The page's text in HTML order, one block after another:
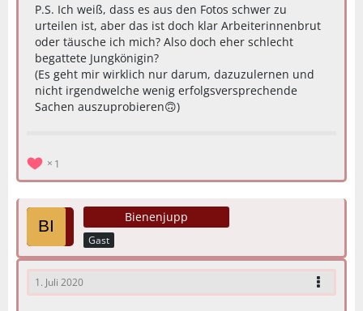
P.S. Ich weiß, dass es aus den Fotos schwer zu
urteilen ist, aber das ist doch klar Arbeiterinnenbrut
oder täusche ich mich? Also doch eher schlecht
begattete Jungkönigin?
(Es geht mir wirklich nur darum, dazuzulernen und
nicht irgendwelche wenig erfolgsversprechende
Sachen auszuprobieren🙃)
1
Bienenjupp
Gast
1. Juli 2020